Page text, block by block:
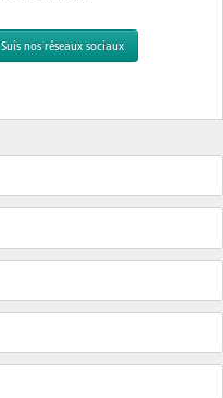
Suis nos réseaux sociaux